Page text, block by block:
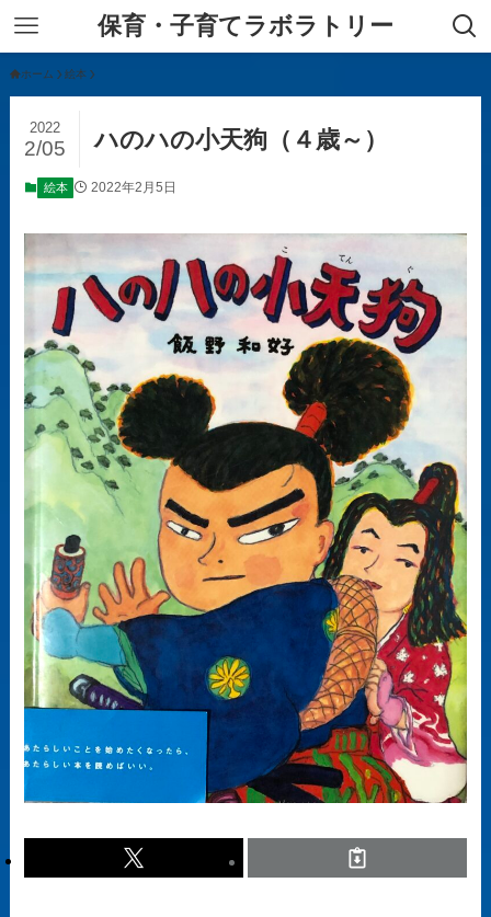
保育・子育てラボラトリー
ホーム 絵本
ハのハの小天狗（４歳～）
2022
2/05
絵本 2022年2月5日